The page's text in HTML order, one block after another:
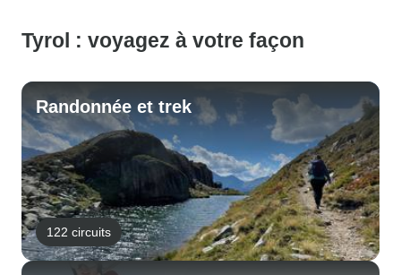
Tyrol : voyagez à votre façon
Randonnée et trek
122 circuits